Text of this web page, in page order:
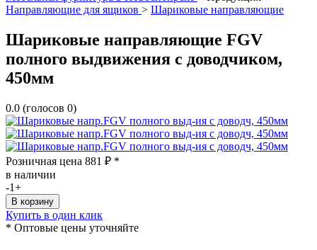
Направляющие для ящиков > Шариковые направляющие
Шариковые направляющие FGV
полного выдвижения с доводчиком,
450мм
0.0 (голосов 0)
Розничная цена 881 ₽ *
в наличии
-1+
Купить в один клик
* Оптовые цены уточняйте